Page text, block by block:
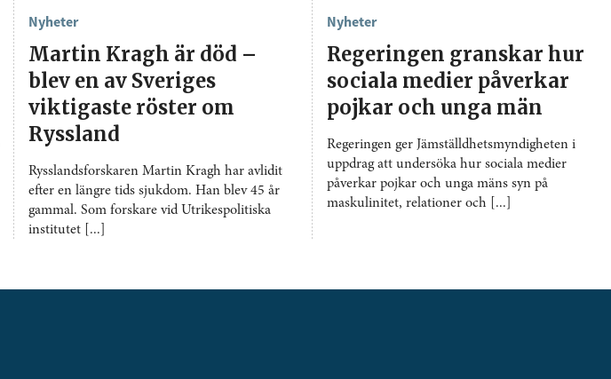
Nyheter
Martin Kragh är död –
blev en av Sveriges
viktigaste röster om
Ryssland
Rysslandsforskaren Martin Kragh har avlidit
efter en längre tids sjukdom. Han blev 45 år
gammal. Som forskare vid Utrikespolitiska
institutet [...]
Nyheter
Regeringen granskar hur
sociala medier påverkar
pojkar och unga män
Regeringen ger Jämställdhetsmyndigheten i
uppdrag att undersöka hur sociala medier
påverkar pojkar och unga mäns syn på
maskulinitet, relationer och [...]